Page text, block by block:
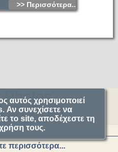
>> Περισσότερα...
αυτός χρησιμοποιεί
Αν συνεχίσετε να
το site, αποδέχεστε τη
τους.
περισσότερα...